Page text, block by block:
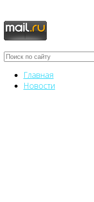
Главная
Новости